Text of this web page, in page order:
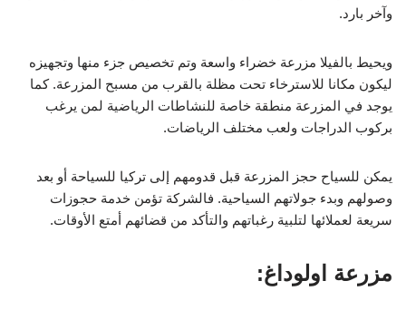
وآخر بارد.
ويحيط بالفيلا مزرعة خضراء واسعة وتم تخصيص جزء منها وتجهيزه
ليكون مكانا للاسترخاء تحت مظلة بالقرب من مسبح المزرعة. كما
يوجد في المزرعة منطقة خاصة للنشاطات الرياضية لمن يرغب
بركوب الدراجات ولعب مختلف الرياضات.
يمكن للسياح حجز المزرعة قبل قدومهم إلى تركيا للسياحة أو بعد
وصولهم وبدء جولاتهم السياحية. فالشركة تؤمن خدمة حجوزات
سريعة لعملائها لتلبية رغباتهم والتأكد من قضائهم أمتع الأوقات.
مزرعة اولوداغ: